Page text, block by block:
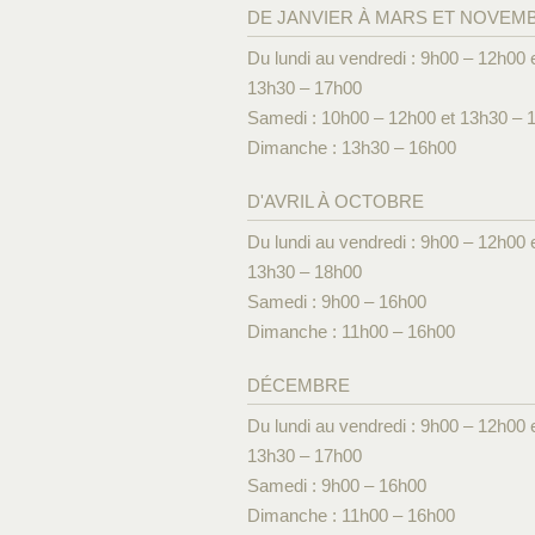
DE JANVIER À MARS ET
Du lundi au vendredi : 9h00 – 12h00
13h30 – 17h00
Samedi : 10h00 – 12h00 et 13h30 –
Dimanche : 13h30 – 16h00
D'AVRIL À OCTOBRE
Du lundi au vendredi : 9h00 – 12h00
13h30 – 18h00
Samedi : 9h00 – 16h00
Dimanche : 11h00 – 16h00
DÉCEMBRE
Du lundi au vendredi : 9h00 – 12h00
13h30 – 17h00
Samedi : 9h00 – 16h00
Dimanche : 11h00 – 16h00